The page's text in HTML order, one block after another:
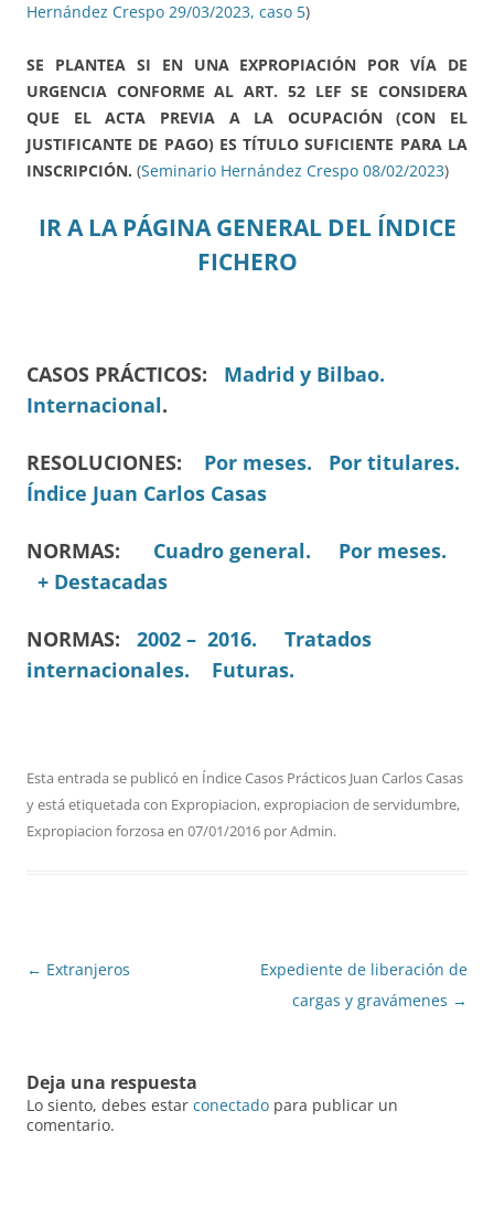
Hernández Crespo 29/03/2023, caso 5)
SE PLANTEA SI EN UNA EXPROPIACIÓN POR VÍA DE
URGENCIA CONFORME AL ART. 52 LEF SE CONSIDERA
QUE EL ACTA PREVIA A LA OCUPACIÓN (CON EL
JUSTIFICANTE DE PAGO) ES TÍTULO SUFICIENTE PARA LA
INSCRIPCIÓN. (Seminario Hernández Crespo 08/02/2023)
IR A LA PÁGINA GENERAL DEL ÍNDICE
FICHERO
CASOS PRÁCTICOS: Madrid y Bilbao.
Internacional.
RESOLUCIONES: Por meses.
Por titulares.
Índice Juan Carlos Casas
NORMAS: Cuadro general.
Por meses.
+ Destacadas
NORMAS: 2002 – 2016.
Tratados
internacionales.
Futuras.
Esta entrada se publicó en Índice Casos Prácticos Juan Carlos Casas
y está etiquetada con Expropiacion,expropiacion de servidumbre,
Expropiacion forzosa en 07/01/2016 porAdmin.
Navegación
← Extranjeros
Expediente de liberación de
cargas y gravámenes →
Deja una respuesta
Lo siento, debes estar conectado para publicar un
comentario.